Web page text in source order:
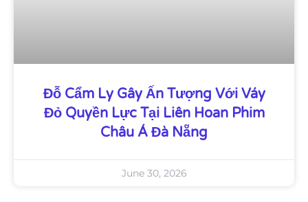
Đỗ Cẩm Ly Gây Ấn Tượng Với Váy
Đỏ Quyền Lực Tại Liên Hoan Phim
Châu Á Đà Nẵng
June 30, 2026